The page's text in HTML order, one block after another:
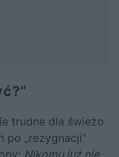
trudne dla świeżo
po „rezygnacji”
Nikomu już nie